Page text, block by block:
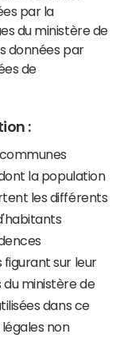
par la
du ministère de
données par
de
:
la population
les différents
figurant sur leur
ministère de
dans ce
non